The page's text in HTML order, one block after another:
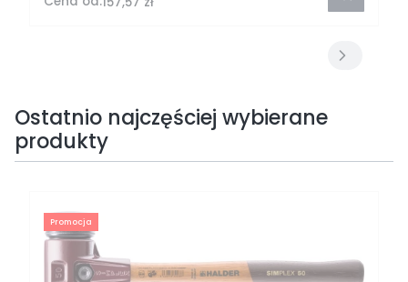
Ostatnio najczęściej wybierane
produkty
Promocja